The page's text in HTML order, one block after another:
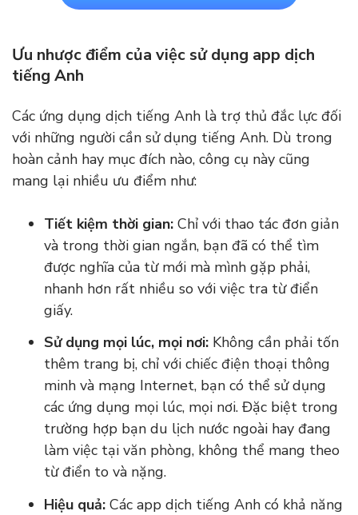
Ưu nhược điểm của việc sử dụng app dịch
tiếng Anh
Các ứng dụng dịch tiếng Anh là trợ thủ đắc lực đối
với những người cần sử dụng tiếng Anh. Dù trong
hoàn cảnh hay mục đích nào, công cụ này cũng
mang lại nhiều ưu điểm như:
Tiết kiệm thời gian: Chỉ với thao tác đơn giản
và trong thời gian ngắn, bạn đã có thể tìm
được nghĩa của từ mới mà mình gặp phải,
nhanh hơn rất nhiều so với việc tra từ điển
giấy.
Sử dụng mọi lúc, mọi nơi: Không cần phải tốn
thêm trang bị, chỉ với chiếc điện thoại thông
minh và mạng Internet, bạn có thể sử dụng
các ứng dụng mọi lúc, mọi nơi. Đặc biệt trong
trường hợp bạn du lịch nước ngoài hay đang
làm việc tại văn phòng, không thể mang theo
từ điển to và nặng.
Hiệu quả: Các app dịch tiếng Anh có khả năng